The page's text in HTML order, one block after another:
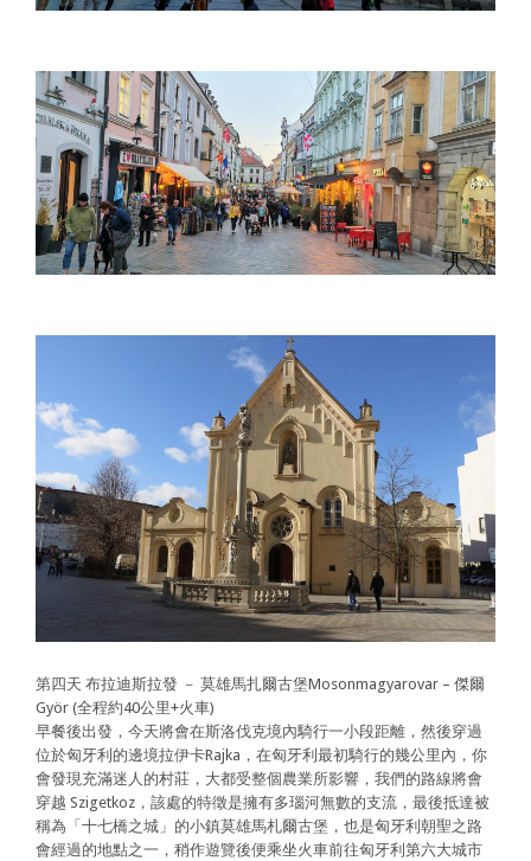
第四天 布拉迪斯拉發 － 莫雄馬扎爾古堡Mosonmagyarovar – 傑爾
Györ (全程約40公里+火車)
早餐後出發，今天將會在斯洛伐克境內騎行一小段距離，然後穿過
位於匈牙利的邊境拉伊卡Rajka，在匈牙利最初騎行的幾公里內，你
會發現充滿迷人的村莊，大都受整個農業所影響，我們的路線將會
穿越 Szigetkoz，該處的特徵是擁有多瑙河無數的支流，最後抵達被
稱為「十七橋之城」的小鎮莫雄馬札爾古堡，也是匈牙利朝聖之路
會經過的地點之一，稍作遊覽後便乘坐火車前往匈牙利第六大城市